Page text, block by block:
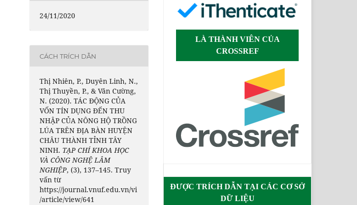
24/11/2020
CÁCH TRÍCH DẪN
Thị Nhiên, P., Duyên Linh, N.,
Thị Thuyền, P., & Văn Cường,
N. (2020). TÁC ĐỘNG CỦA
VỐN TÍN DỤNG ĐẾN THU
NHẬP CỦA NÔNG HỘ TRỒNG
LÚA TRÊN ĐỊA BÀN HUYỆN
CHÂU THÀNH TỈNH TÂY
NINH. TẠP CHÍ KHOA HỌC
VÀ CÔNG NGHỆ LÂM
NGHIỆP, (3), 137–145. Truy
vấn từ
https://journal.vnuf.edu.vn/vi
/article/view/641
LÀ THÀNH VIÊN CỦA
CROSSREF
ĐƯỢC TRÍCH DẪN TẠI CÁC CƠ SỞ
DỮ LIỆU